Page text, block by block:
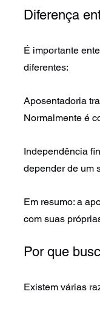
Diferença
É importante
diferentes:
Aposentadoria
Normalmente é
Independência
depender de um
Em resumo: a
com suas
Por que
Existem várias